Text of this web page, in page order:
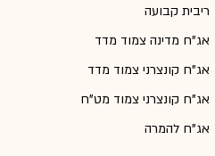
ריבית קבועה
אג"ח מדינה צמוד מדד
אג"ח קונצרני צמוד מדד
אג"ח קונצרני צמוד מט"ח
אג"ח להמרה